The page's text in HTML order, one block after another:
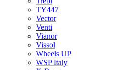
TY447
Vector
Venti
Vianor
Vissol
Wheels UP
WSP Italy